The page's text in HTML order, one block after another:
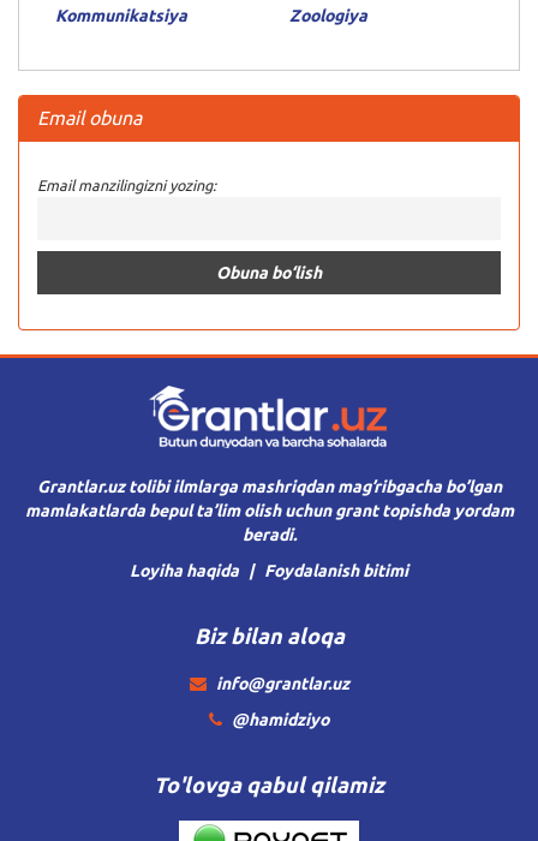
Kommunikatsiya
Zoologiya
Email obuna
Email manzilingizni yozing:
Grantlar.uz tolibi ilmlarga mashriqdan mag’ribgacha bo’lgan
mamlakatlarda bepul ta’lim olish uchun grant topishda yordam
beradi.
Loyiha haqida
Foydalanish bitimi
Biz bilan aloqa
info@grantlar.uz
@hamidziyo
To'lovga qabul qilamiz